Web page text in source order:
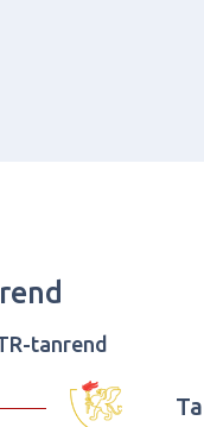
tanrend